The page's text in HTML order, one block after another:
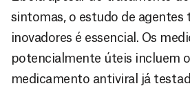
sintomas, o estudo de agentes
inovadores é essencial. Os
potencialmente úteis incluem
medicamento antiviral já